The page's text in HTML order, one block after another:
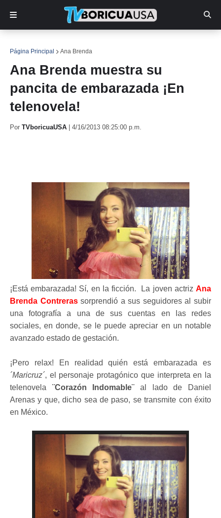
Página Principal Ana Brenda
Ana Brenda muestra su
pancita de embarazada ¡En
telenovela!
Por TVboricuaUSA 4/16/2013 08:25:00 p.m.
¡Está embarazada! Sí, en la ficción. La joven actriz Ana
Brenda Contrerassorprendió a sus seguidores al subir
una fotografía a una de sus cuentas en las redes
sociales, en donde, se le puede apreciar en un notable
avanzado estado de gestación.
¡Pero relax! En realidad quién está embarazada es
´Maricruz´, el personaje protagónico que interpreta en la
telenovela ¨Corazón Indomable¨al lado de Daniel
Arenas y que, dicho sea de paso, se transmite con éxito
en México.